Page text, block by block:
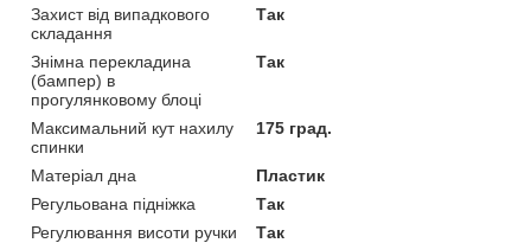
Захист від випадкового
складання
Так
Знімна перекладина
(бампер) в
прогулянковому блоці
Так
Максимальний кут нахилу
спинки
175 град.
Матеріал дна
Пластик
Регульована підніжка
Так
Регулювання висоти ручки
Так